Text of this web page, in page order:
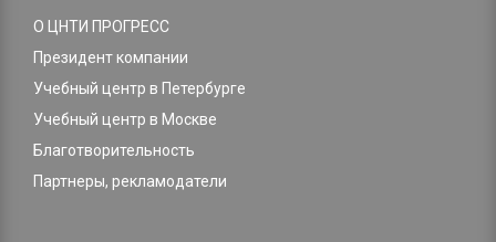
О ЦНТИ ПРОГРЕСС
Президент компании
Учебный центр в Петербурге
Учебный центр в Москве
Благотворительность
Партнеры, рекламодатели